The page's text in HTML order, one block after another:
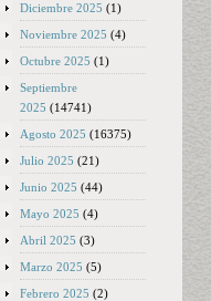
Diciembre 2025 (1)
Noviembre 2025 (4)
Octubre 2025 (1)
Septiembre
2025 (14741)
Agosto 2025 (16375)
Julio 2025 (21)
Junio 2025 (44)
Mayo 2025 (4)
Abril 2025 (3)
Marzo 2025 (5)
Febrero 2025 (2)